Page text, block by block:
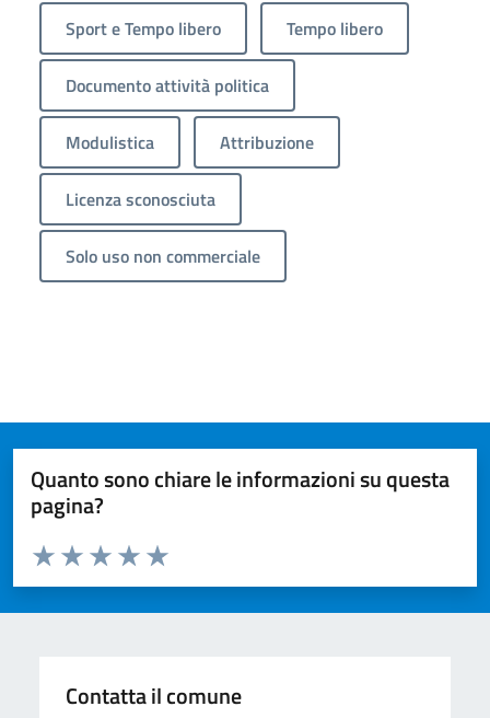
Sport e Tempo libero Tempo libero
Documento attività politica
Modulistica Attribuzione
Licenza sconosciuta
Solo uso non commerciale
Quanto sono chiare le informazioni su questa
pagina?
Valuta da 1 a 5 stelle la pagina
Valuta 5 stelle su 5
Valuta 4 stelle su 5
Valuta 3 stelle su 5
Valuta 2 stelle su 5
Valuta 1 stelle su 5
Contatta il comune